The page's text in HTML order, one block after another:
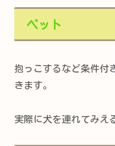
ペット
抱っこするなど条件付
きます。
実際に犬を連れてみえ